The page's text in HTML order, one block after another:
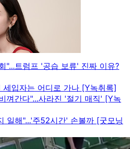
"...트럼프 '공습 보류' 진짜 이유?
세입자는 어디로 가나 [Y녹취록]
껴간다"...사라진 '절기 매직' [Y녹
일해"...'주52시간' 손볼까 [굿모닝